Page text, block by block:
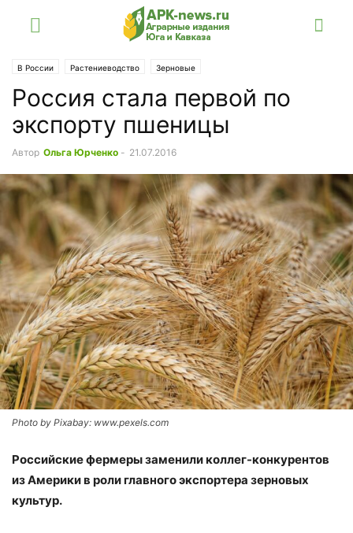
В России Растениеводство Зерновые
Россия стала первой по
экспорту пшеницы
Автор Ольга Юрченко - 21.07.2016
Photo by Pixabay: www.pexels.com
Российские фермеры заменили коллег-конкурентов
из Америки в роли главного экспортера зерновых
культур.